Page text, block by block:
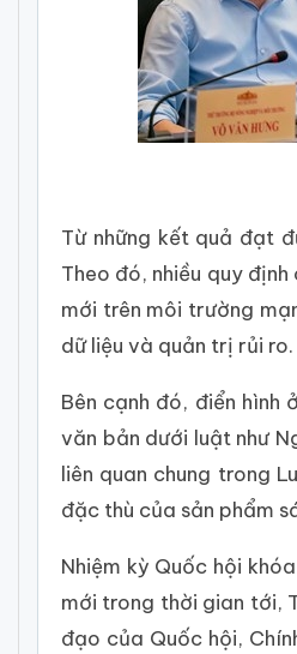
Từ những kết quả đạt
Theo đó, nhiều quy
mới trên môi trường
dữ liệu và quản trị rủi ro.
Bên cạnh đó, điển
văn bản dưới luật như
liên quan chung trong
đặc thù của sản phẩm
Nhiệm kỳ Quốc hội
mới trong thời gian tới,
đạo của Quốc hội,